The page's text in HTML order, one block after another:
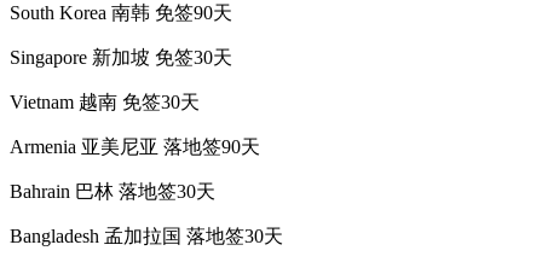
South Korea 南韩 免签90天
Singapore 新加坡 免签30天
Vietnam 越南 免签30天
Armenia 亚美尼亚 落地签90天
Bahrain 巴林 落地签30天
Bangladesh 孟加拉国 落地签30天